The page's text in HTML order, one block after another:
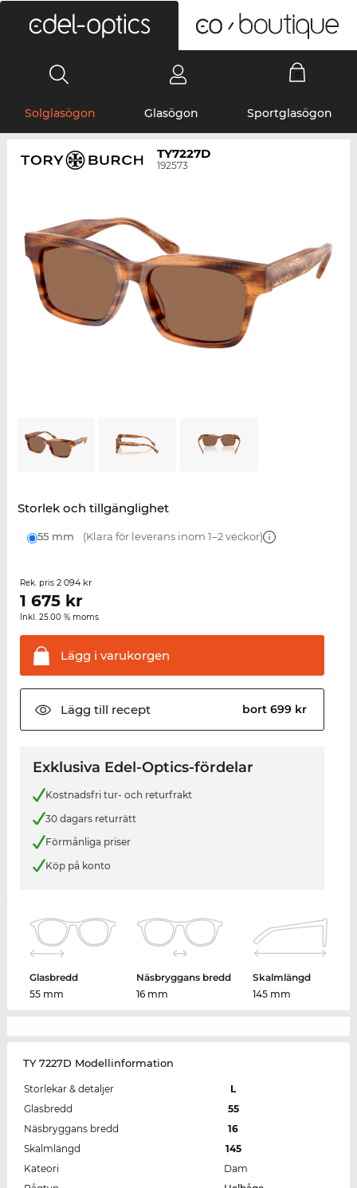
Solglasögon Glasögon Sportglasögon
TY7227D
192573
Storlek och tillgänglighet
55 mm (Klara för leverans inom 1–2 veckor)
Rek. pris 2 094 kr
1 675kr
Inkl. 25.00 % moms
Lägg i varukorgen
Lägg till recept bort 699 kr
Exklusiva Edel-Optics-fördelar
Kostnadsfri tur- och returfrakt
30 dagars returrätt
Förmånliga priser
Köp på konto
Glasbredd
55 mm
Näsbryggans bredd
16 mm
Skalmlängd
145 mm
TY 7227D Modellinformation
Storlekar & detaljer
L
Glasbredd
55
Näsbryggans bredd
16
Skalmlängd
145
Kateori
Dam